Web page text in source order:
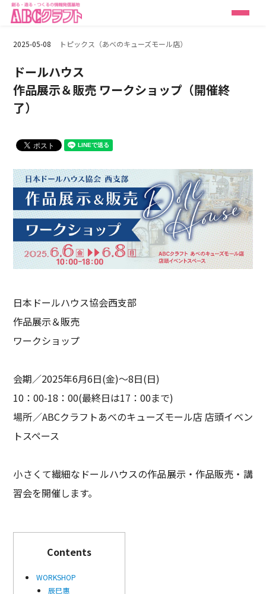
2025-05-08 トピックス（あべのキューズモール店）
ドールハウス
作品展示＆販売 ワークショップ（開催終
了）
日本ドールハウス協会西支部
作品展示＆販売
ワークショップ
会期／2025年6月6日(金)～8日(日)
10：00-18：00(最終日は17：00まで)
場所／ABCクラフトあべのキューズモール店 店頭イベン
トスペース
小さくて繊細なドールハウスの作品展示・作品販売・講
習会を開催します。
Contents
WORKSHOP
辰巳惠